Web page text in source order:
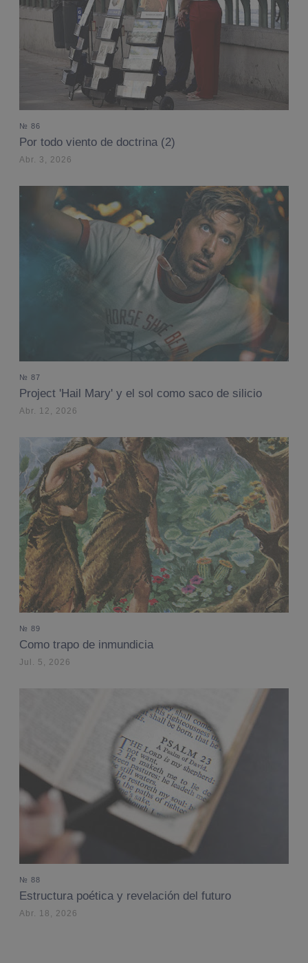
№ 86
Por todo viento de doctrina (2)
Abr. 3, 2026
№ 87
Project 'Hail Mary' y el sol como saco de silicio
Abr. 12, 2026
№ 89
Como trapo de inmundicia
Jul. 5, 2026
№ 88
Estructura poética y revelación del futuro
Abr. 18, 2026